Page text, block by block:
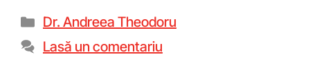
Dr. Andreea Theodoru
Lasă un comentariu